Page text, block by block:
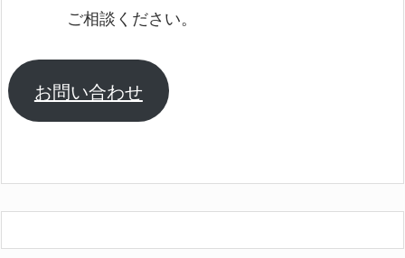
ご相談ください。
お問い合わせ